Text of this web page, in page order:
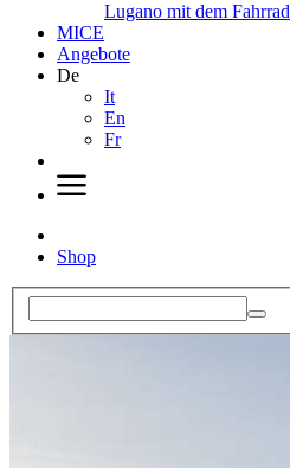
Lugano mit dem Fahrrad
MICE
Angebote
De
It
En
Fr
Shop